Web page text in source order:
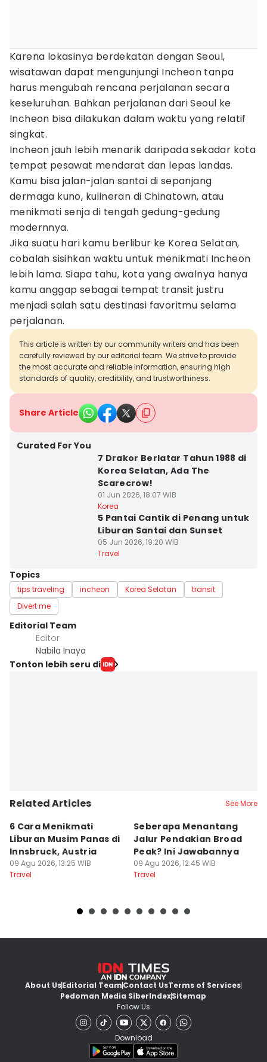
Karena lokasinya berdekatan dengan Seoul,
wisatawan dapat mengunjungi Incheon tanpa
harus mengubah rencana perjalanan secara
keseluruhan. Bahkan perjalanan dari Seoul ke
Incheon bisa dilakukan dalam waktu yang relatif
singkat.
Incheon jauh lebih menarik daripada sekadar kota
tempat pesawat mendarat dan lepas landas.
Kamu bisa jalan-jalan santai di sepanjang
dermaga kuno, kulineran di Chinatown, atau
menikmati senja di tengah gedung-gedung
modernnya.
Jika suatu hari kamu berlibur ke Korea Selatan,
cobalah sisihkan waktu untuk menikmati Incheon
lebih lama. Siapa tahu, kota yang awalnya hanya
kamu anggap sebagai tempat transit justru
menjadi salah satu destinasi favoritmu selama
perjalanan.
This article is written by our community writers and has been
carefully reviewed by our editorial team. We strive to provide
the most accurate and reliable information, ensuring high
standards of quality, credibility, and trustworthiness.
Share Article
Curated For You
7 Drakor Berlatar Tahun 1988 di
Korea Selatan, Ada The
Scarecrow!
01 Jun 2026, 18:07 WIB
Korea
5 Pantai Cantik di Penang untuk
Liburan Santai dan Sunset
05 Jun 2026, 19:20 WIB
Travel
Topics
tips traveling incheon Korea Selatan
transit
Divert me
Editorial Team
Editor
Nabila Inaya
Tonton lebih seru di
Related Articles See More
6 Cara Menikmati
Liburan Musim Panas di
Innsbruck, Austria
09 Agu 2026, 13:25 WIB
Travel
Seberapa Menantang
Jalur Pendakian Broad
Peak? Ini Jawabannya
09 Agu 2026, 12:45 WIB
Travel
About UsEditorial TeamContact UsTerms of Services
Pedoman Media SiberIndexSitemap
Follow Us
Download